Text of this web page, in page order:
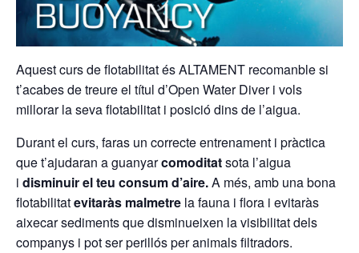
Aquest curs de flotabilitat és ALTAMENT recomanble si
t’acabes de treure el títul d’Open Water Diver i vols
millorar la seva flotabilitat i posició dins de l’aigua.
Durant el curs, faras un correcte entrenament i pràctica
que t’ajudaran a guanyarcomoditatsota l’aigua
i disminuir el teu consum d’aire.A més, amb una bona
flotabilitatevitaràs malmetre la fauna i flora i evitaràs
aixecar sediments que disminueixen la visibilitat dels
companys i pot ser perillós per animals filtradors.